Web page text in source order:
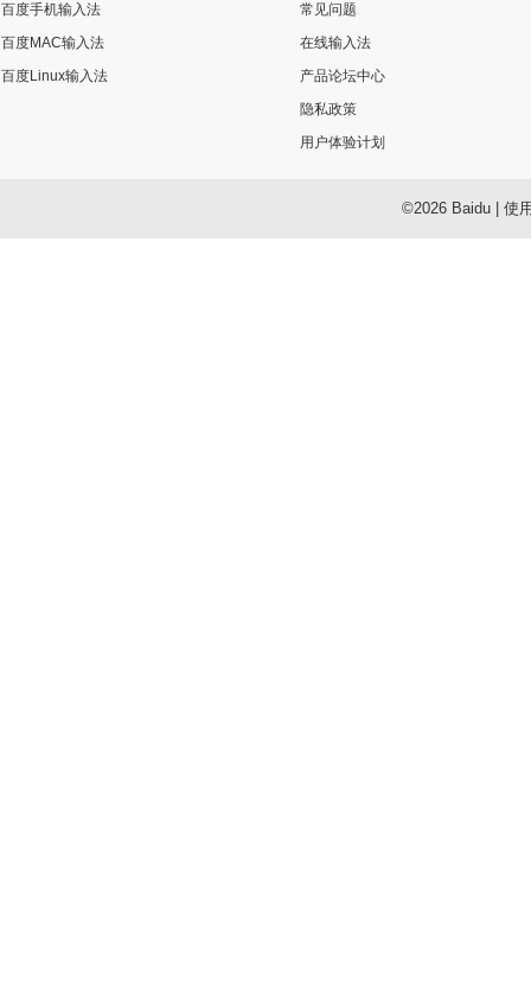
百度手机输入法
百度MAC输入法
百度Linux输入法
常见问题
在线输入法
产品论坛中心
隐私政策
用户体验计划
©2026 Baidu| 使